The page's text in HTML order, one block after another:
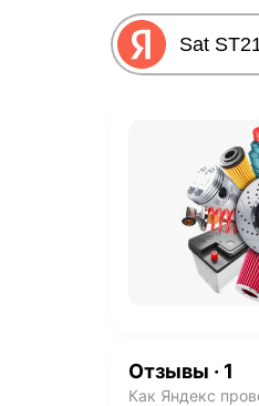
Отзывы · 1
Как Яндекс